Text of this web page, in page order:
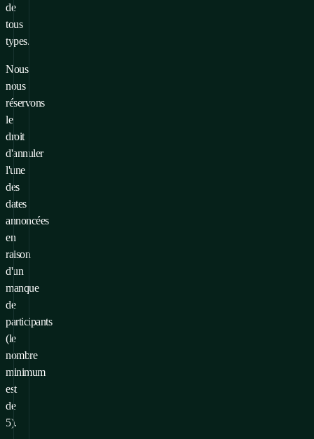
de
tous
types.
Nous
nous
réservons
le
droit
d'annuler
l'une
des
dates
annoncées
en
raison
d'un
manque
de
participants
(le
nombre
minimum
est
de
5).